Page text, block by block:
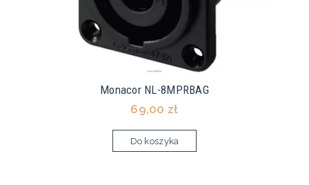
Monacor NL-8MPRBAG
69,00 zł
Do koszyka